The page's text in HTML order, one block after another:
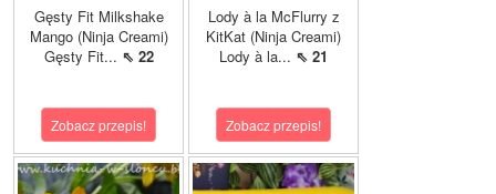
Gęsty Fit Milkshake
Mango (Ninja Creami)
Gęsty Fit... ⇖ 22
Zobacz przepis!
Lody à la McFlurry z
KitKat (Ninja Creami)
Lody à la... ⇖ 21
Zobacz przepis!